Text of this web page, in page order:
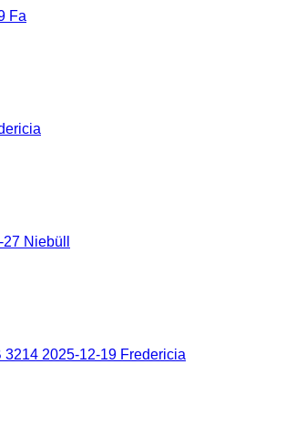
Fa
Niebüll
2025-12-19 Fredericia